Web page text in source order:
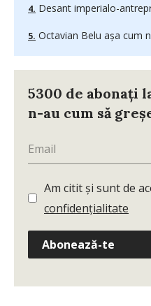
Desant imperialo-
Octavian Belu aşa cum
5300 de abonați
n-au cum să
Am citit și sunt de
confidențialitate
Abonează-te